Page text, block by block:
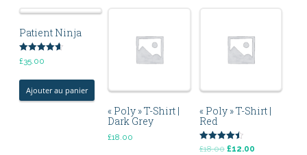
Patient Ninja
Note
4.67
£35.00
Ajouter au panier
« Poly » T-Shirt |
Red
Note
£18.00 £12.00
« Poly » T-Shirt |
Dark Grey
£18.00